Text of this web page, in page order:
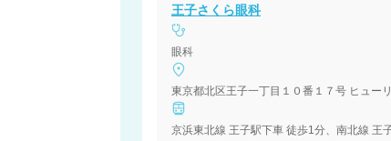
王子さくら眼科
眼科
東京都北区王子一丁目１０番１７号 ヒュー
京浜東北線 王子駅下車 徒歩1分、南北線 王